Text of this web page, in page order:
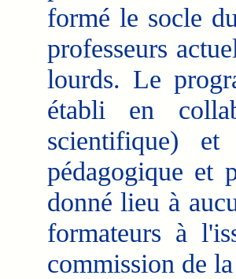
formé le socle
professeurs
lourds. Le
établi en
scientifique)
pédagogique et
donné lieu à
formateurs à
commission de